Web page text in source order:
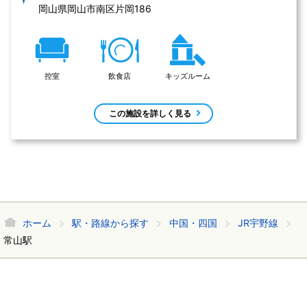
岡山県岡山市南区片岡186
控室 飲食店 キッズルーム
この施設を詳しく見る
ホーム 駅・路線から探す 中国・四国
JR宇野線
常山駅